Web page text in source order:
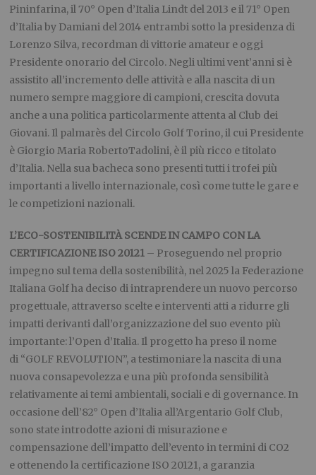
Pininfarina, il 70° Open d’Italia Lindt del 2013 e il 71° Open
d’Italia by Damiani del 2014 entrambi sotto la presidenza di
Lorenzo Silva, recordman di vittorie amateur e oggi
Presidente onorario del Circolo. Negli ultimi vent’anni si è
assistito all’incremento delle attività e alla nascita di un
numero sempre maggiore di campioni, crescita dovuta
anche a una politica particolarmente attenta al Club dei
Giovani. Il palmarès del Circolo Golf Torino, il cui Presidente
è Giorgio Maria RobertoTadolini, è il più ricco e titolato
d’Italia. Nella sua bacheca sono presenti tutti i trofei più
importanti a livello internazionale, così come tutte le gare e
le competizioni nazionali.
L’ECO-SOSTENIBILITÀ SCENDE IN CAMPO CON LA
CERTIFICAZIONE ISO 20121 – Proseguendo nel proprio
impegno sul tema della sostenibilità, nel 2025 la Federazione
Italiana Golf ha deciso di intraprendere un nuovo percorso
progettuale, attraverso scelte e interventi atti a ridurre gli
impatti derivanti dall’organizzazione del suo evento più
importante: l’Open d’Italia. Il progetto ha preso il nome
di “GOLF REVOLUTION”, a testimoniare la nascita di una
nuova consapevolezza e una più profonda sensibilità
relativamente ai temi ambientali, sociali e di governance. In
occasione dell’82° Open d’Italia all’Argentario Golf Club,
sono state introdotte azioni di misurazione e
compensazione dell’impatto dell’evento in termini di CO2
e ottenendo la certificazione ISO 20121, a garanzia